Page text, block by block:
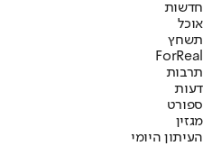
חדשות
אוכל
תשחץ
ForReal
תרבות
דעות
ספורט
מגזין
העיתון היומי